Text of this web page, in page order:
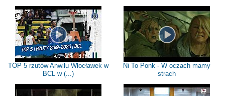
TOP 5 rzutów Anwilu Włocławek w
BCL w (...)
Ni To Ponk - W oczach mamy
strach